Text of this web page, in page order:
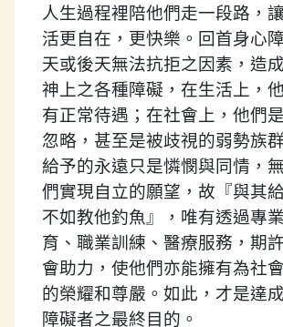
人生過程裡陪他們走一段路，
活更自在，更快樂。回首身心
天或後天無法抗拒之因素，造
神上之各種障礙，在生活上，
有正常待遇；在社會上，他們
忽略，甚至是被歧視的弱勢族
給予的永遠只是憐憫與同情，
們實現自立的願望，故『與其
不如教他釣魚』，唯有透過專
育、職業訓練、醫療服務，期
會助力，使他們亦能擁有為社
的榮耀和尊嚴。如此，才是達
障礙者之最終目的。